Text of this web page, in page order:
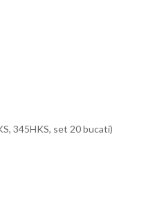
345HKS, set 20 bucati)